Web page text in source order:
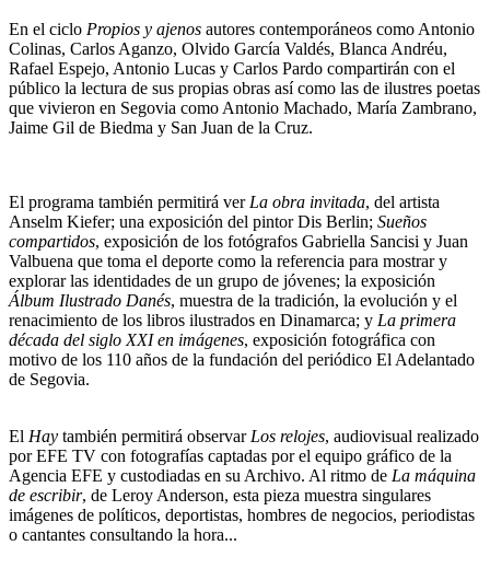
En el ciclo Propios y ajenos autores contemporáneos como Antonio
Colinas, Carlos Aganzo, Olvido García Valdés, Blanca Andréu,
Rafael Espejo, Antonio Lucas y Carlos Pardo compartirán con el
público la lectura de sus propias obras así como las de ilustres poetas
que vivieron en Segovia como Antonio Machado, María Zambrano,
Jaime Gil de Biedma y San Juan de la Cruz.
El programa también permitirá ver La obra invitada, del artista
Anselm Kiefer; una exposición del pintor Dis Berlin; Sueños
compartidos, exposición de los fotógrafos Gabriella Sancisi y Juan
Valbuena que toma el deporte como la referencia para mostrar y
explorar las identidades de un grupo de jóvenes; la exposición
Álbum Ilustrado Danés, muestra de la tradición, la evolución y el
renacimiento de los libros ilustrados en Dinamarca; y La primera
década del siglo XXI en imágenes, exposición fotográfica con
motivo de los 110 años de la fundación del periódico El Adelantado
de Segovia.
El Hay también permitirá observar Los relojes, audiovisual realizado
por EFE TV con fotografías captadas por el equipo gráfico de la
Agencia EFE y custodiadas en su Archivo. Al ritmo de La máquina
de escribir, de Leroy Anderson, esta pieza muestra singulares
imágenes de políticos, deportistas, hombres de negocios, periodistas
o cantantes consultando la hora...